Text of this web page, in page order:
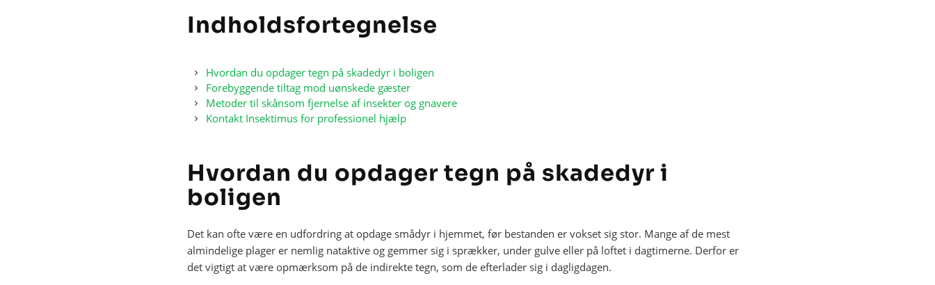
Indholdsfortegnelse
Hvordan du opdager tegn på skadedyr i boligen
Forebyggende tiltag mod uønskede gæster
Metoder til skånsom fjernelse af insekter og gnavere
Kontakt Insektimus for professionel hjælp
Hvordan du opdager tegn på skadedyr i
boligen
Det kan ofte være en udfordring at opdage smådyr i hjemmet, før bestanden er vokset sig stor. Mange af de mest
almindelige plager er nemlig nataktive og gemmer sig i sprækker, under gulve eller på loftet i dagtimerne. Derfor er
det vigtigt at være opmærksom på de indirekte tegn, som de efterlader sig i dagligdagen.